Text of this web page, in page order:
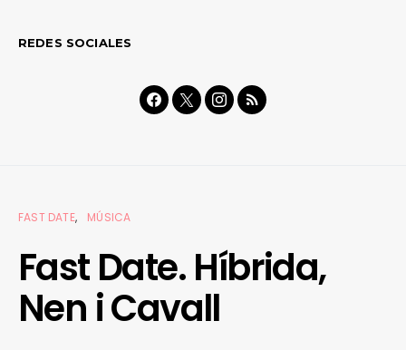
REDES SOCIALES
FAST DATE MÚSICA
Fast Date. Híbrida,
Nen i Cavall